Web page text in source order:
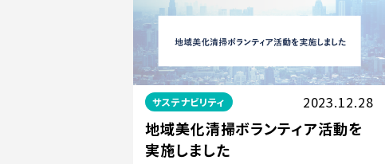
サステナビリティ 2023.12.28
地域美化清掃ボランティア活動を
実施しました